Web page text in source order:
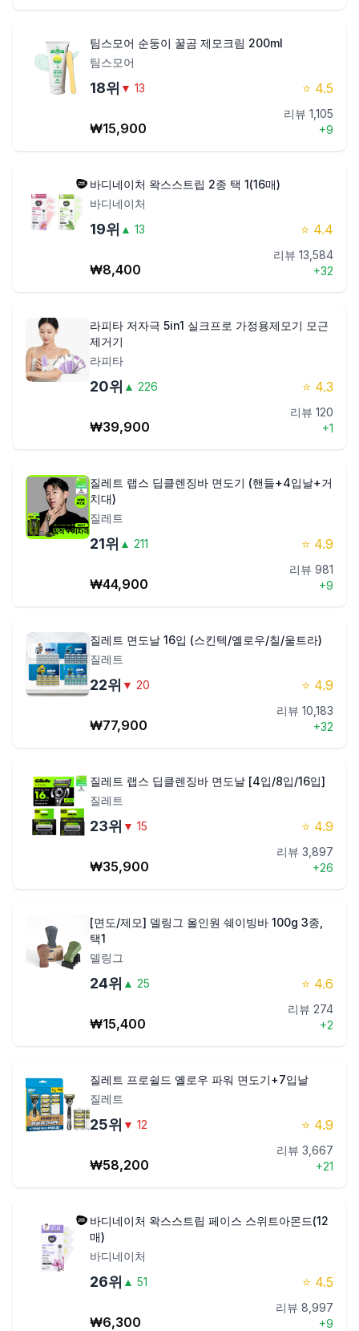
팀스모어 순둥이 꿀곰 제모크림 200ml
팀스모어
18위 ▼ 13 ⭐ 4.5
₩15,900
리뷰 1,105
+9
바디네이처 왁스스트립 2종 택 1(16매)
바디네이처
19위 ▲ 13 ⭐ 4.4
₩8,400
리뷰 13,584
+32
라피타 저자극 5in1 실크프로 가정용제모기 모근
제거기
라피타
20위 ▲ 226 ⭐ 4.3
₩39,900
리뷰 120
+1
질레트 랩스 딥클렌징바 면도기 (핸들+4입날+거
치대)
질레트
21위 ▲ 211 ⭐ 4.9
₩44,900
리뷰 981
+9
질레트 면도날 16입 (스킨텍/옐로우/칠/울트라)
질레트
22위 ▼ 20 ⭐ 4.9
₩77,900
리뷰 10,183
+32
질레트 랩스 딥클렌징바 면도날 [4입/8입/16입]
질레트
23위 ▼ 15 ⭐ 4.9
₩35,900
리뷰 3,897
+26
[면도/제모] 델링그 올인원 쉐이빙바 100g 3종,
택1
델링그
24위 ▲ 25 ⭐ 4.6
₩15,400
리뷰 274
+2
질레트 프로쉴드 옐로우 파워 면도기+7입날
질레트
25위 ▼ 12 ⭐ 4.9
₩58,200
리뷰 3,667
+21
바디네이처 왁스스트립 페이스 스위트아몬드(12
매)
바디네이처
26위 ▲ 51 ⭐ 4.5
₩6,300
리뷰 8,997
+9